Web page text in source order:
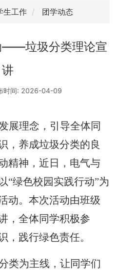
生工作 团学动态
——垃圾分类理论宣
讲
时间: 2026-04-09
展理念，引导全体同
，养成垃圾分类的良
精神，近日，电气与
“绿色校园实践行动”为
动。本次活动由班级
，全体同学积极参
，践行绿色责任。
类为主线，让同学们